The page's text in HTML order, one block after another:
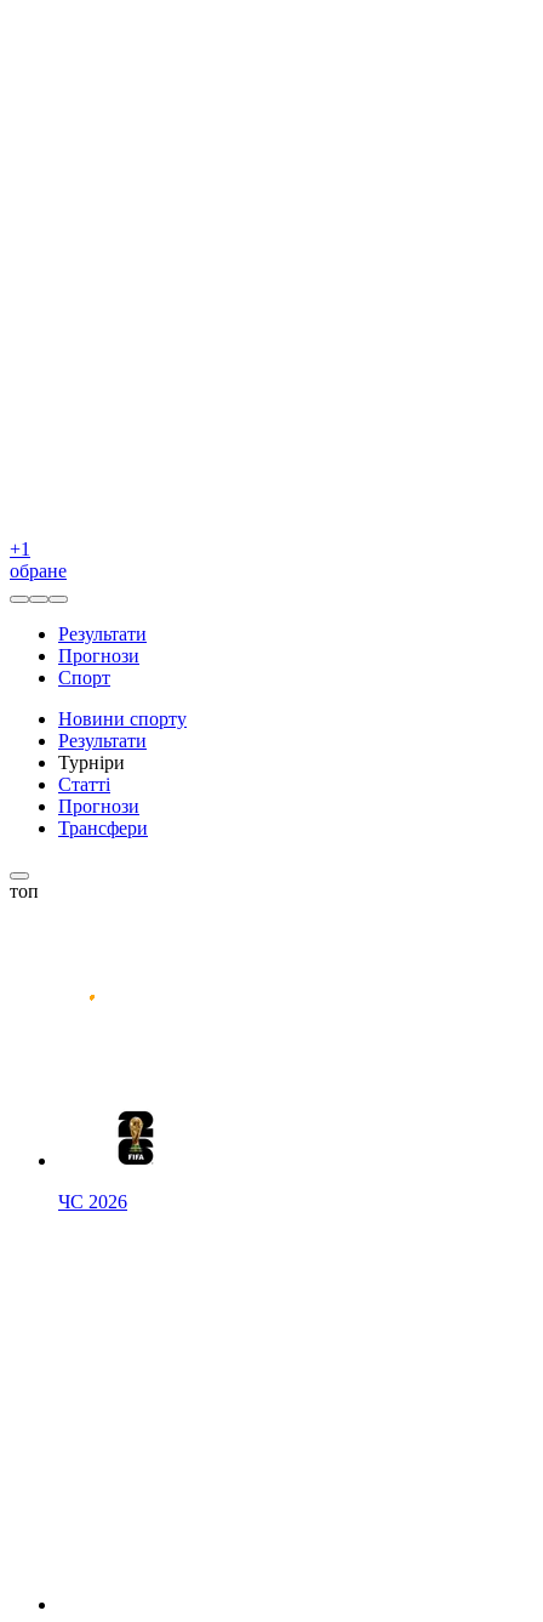
+1
обране
Результати
Прогнози
Спорт
Новини спорту
Результати
Турніри
Статті
Прогнози
Трансфери
топ
ЧС 2026